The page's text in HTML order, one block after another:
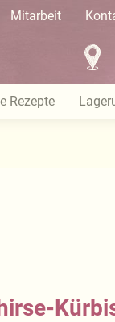
Mitarbeit
Rezepte